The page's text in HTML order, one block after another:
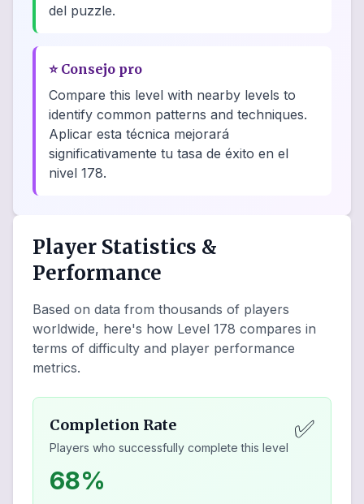
del puzzle.
⭐ Consejo pro
Compare this level with nearby levels to
identify common patterns and techniques.
Aplicar esta técnica mejorará
significativamente tu tasa de éxito en el
nivel 178.
Player Statistics &
Performance
Based on data from thousands of players
worldwide, here's how Level 178 compares in
terms of difficulty and player performance
metrics.
Completion Rate
Players who successfully complete this level
✅
68%